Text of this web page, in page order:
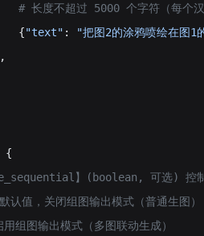
# 长度不超过 5000 个字符（每个汉
{
"text" : "把图2的涂鸦喷绘在图1
{
】(boolean, 可选) 控
值，关闭组图输出模式（普通生图）
组图输出模式（多图联动生成）